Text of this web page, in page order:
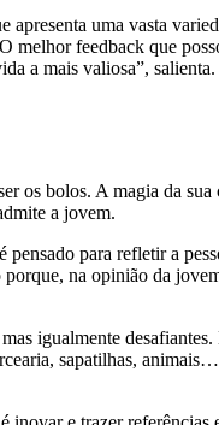
uma vasta
melhor feedback que
a mais valiosa”, salienta.
os bolos. A magia da
a jovem.
para refletir a
na opinião da
igualmente
sapatilhas,